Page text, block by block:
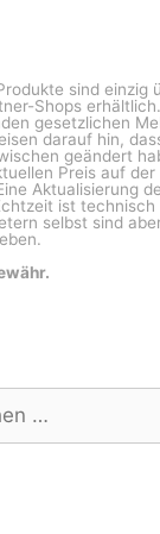
sind einzig
Shops
gesetzlichen
darauf hin,
geändert
Preis auf der
Aktualisierung
ist
selbst sind